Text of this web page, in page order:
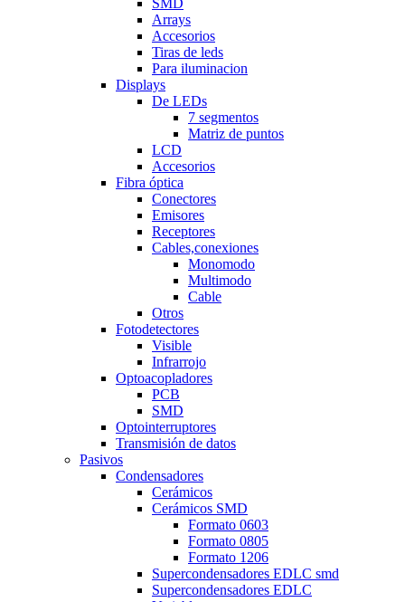
Arrays
Accesorios
Tiras de leds
Para iluminacion
Displays
De LEDs
7 segmentos
Matriz de puntos
LCD
Accesorios
Fibra óptica
Conectores
Emisores
Receptores
Cables,conexiones
Monomodo
Multimodo
Cable
Otros
Fotodetectores
Visible
Infrarrojo
Optoacopladores
PCB
SMD
Optointerruptores
Transmisión de datos
Pasivos
Condensadores
Cerámicos
Cerámicos SMD
Formato 0603
Formato 0805
Formato 1206
Supercondensadores EDLC smd
Supercondensadores EDLC